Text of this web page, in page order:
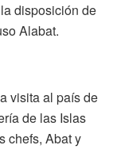
disposición de
Alabat.
visita al país de
de las Islas
chefs, Abat y